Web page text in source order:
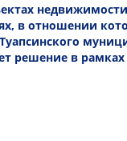
в отношении
решение в